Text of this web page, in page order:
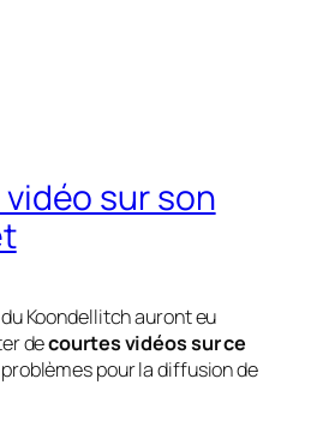
sur son
Koondellitch auront eu
decourtes vidéos sur ce
pour la diffusion de